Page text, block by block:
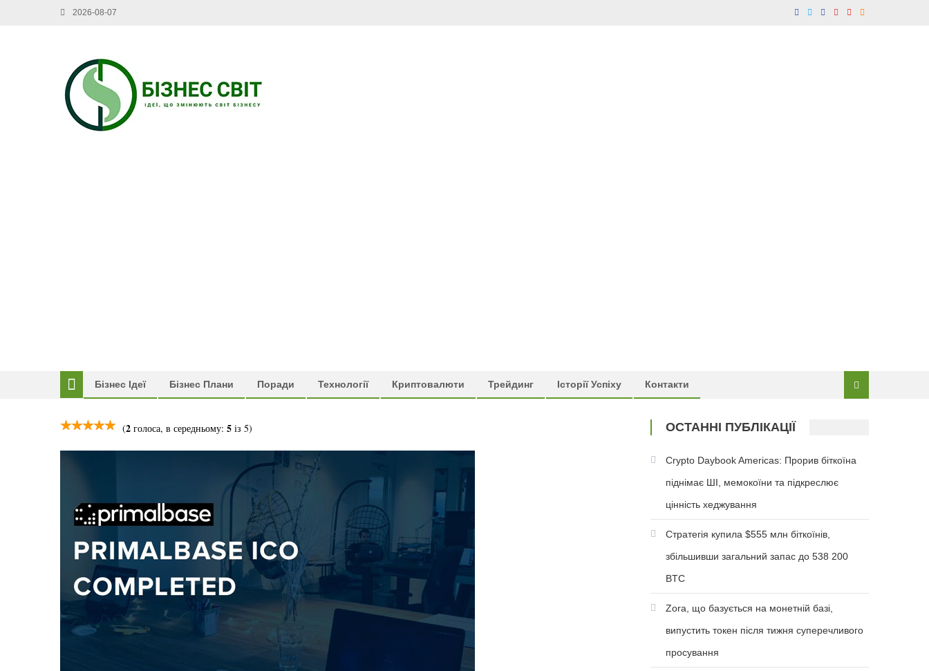
2026-08-07
Бізнес Ідеї Бізнес Плани Поради Технології Криптовалюти Трейдинг Історії Успіху Контакти
(2 голоса, в середньому: 5 із 5) ОСТАННІ ПУБЛІКАЦІЇ
Crypto Daybook Americas: Прорив біткоїна
піднімає ШІ, мемокоїни та підкреслює
цінність хеджування
Стратегія купила $555 млн біткоїнів,
збільшивши загальний запас до 538 200
BTC
Zora, що базується на монетній базі,
випустить токен після тижня суперечливого
просування